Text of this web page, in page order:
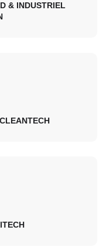
& INDUSTRIEL